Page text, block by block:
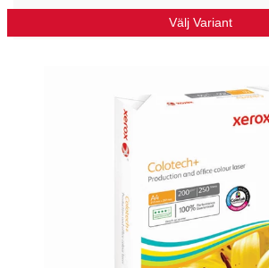
Välj Variant